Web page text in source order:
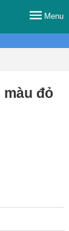
Menu
màu đỏ